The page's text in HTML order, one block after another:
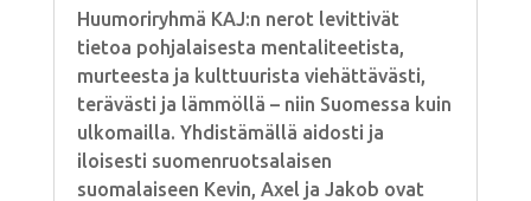
Huumoriryhmä KAJ:n nerot levittivät
tietoa pohjalaisesta mentaliteetista,
murteesta ja kulttuurista viehättävästi,
terävästi ja lämmöllä – niin Suomessa kuin
ulkomailla. Yhdistämällä aidosti ja
iloisesti suomenruotsalaisen
suomalaiseen Kevin, Axel ja Jakob ovat